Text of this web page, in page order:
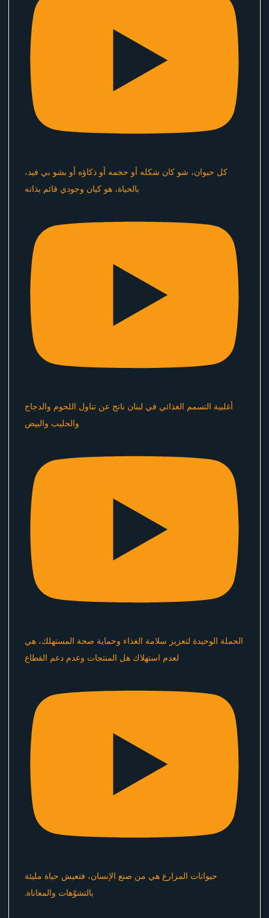
كل حيوان، شو كان شكله أو حجمه أو ذكاؤه أو بشو بي فيد،
بالحياة، هو كيان وجودي قائم بذاته
أغلبية التسمم الغذائي في لبنان ناتج عن تناول اللحوم والدجاج
والحليب والبيض
الحملة الوحيدة لتعزيز سلامة الغذاء وحماية صحة المستهلك، هي
لعدم استهلاك هل المنتجات وعدم دعم القطاع